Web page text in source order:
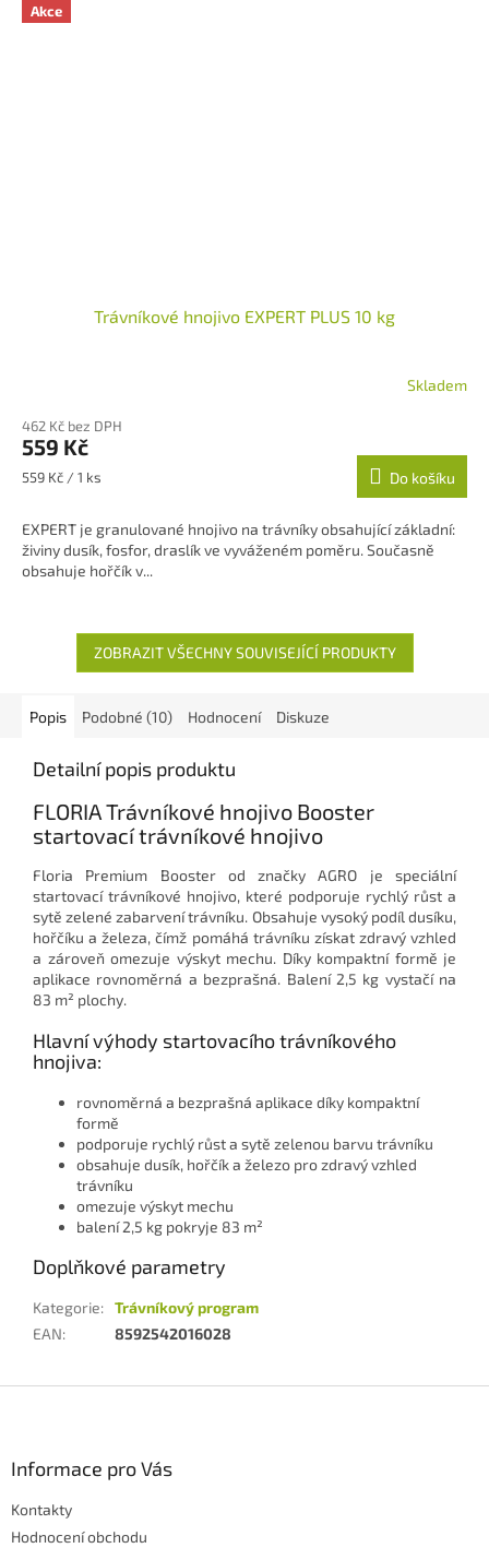
Akce
Trávníkové hnojivo EXPERT PLUS 10 kg
produktu
je
5,0
hvězdiček.
Skladem
462 Kč bez DPH
559 Kč
Měrná
559 Kč / 1 ks Do košíku
EXPERT je granulované hnojivo na trávníky obsahující základní:
živiny dusík, fosfor, draslík ve vyváženém poměru. Současně
obsahuje hořčík v...
ZOBRAZIT VŠECHNY SOUVISEJÍCÍ PRODUKTY
Popis Podobné (10) Hodnocení Diskuze
Detailní popis produktu
FLORIA Trávníkové hnojivo Booster
startovací trávníkové hnojivo
Floria Premium Booster od značky AGRO je speciální
startovací trávníkové hnojivo, které podporuje rychlý růst a
sytě zelené zabarvení trávníku. Obsahuje vysoký podíl dusíku,
hořčíku a železa, čímž pomáhá trávníku získat zdravý vzhled
a zároveň omezuje výskyt mechu. Díky kompaktní formě je
aplikace rovnoměrná a bezprašná. Balení 2,5 kg vystačí na
83 m² plochy.
Hlavní výhody startovacího trávníkového
hnojiva:
rovnoměrná a bezprašná aplikace díky kompaktní
formě
podporuje rychlý růst a sytě zelenou barvu trávníku
obsahuje dusík, hořčík a železo pro zdravý vzhled
trávníku
omezuje výskyt mechu
balení 2,5 kg pokryje 83 m²
Doplňkové parametry
Kategorie: Trávníkový program
EAN: 8592542016028
Informace pro Vás
Kontakty
Hodnocení obchodu